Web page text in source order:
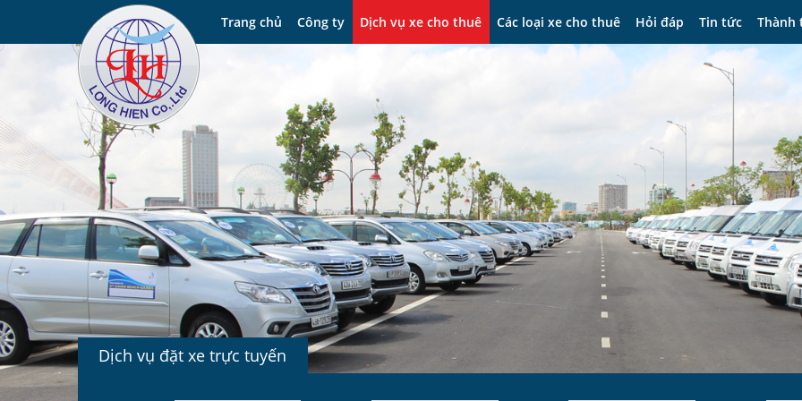
Trang chủ Công ty Dịch vụ xe cho thuê Các loại xe cho thuê Hỏi đáp Tin tức Thành
Dịch vụ đặt xe trực tuyến